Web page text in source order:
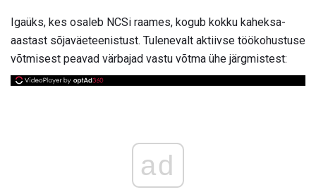
Igaüks, kes osaleb NCSi raames, kogub kokku kaheksa-
aastast sõjaväeteenistust. Tulenevalt aktiivse töökohustuse
võtmisest peavad värbajad vastu võtma ühe järgmistest:
ad